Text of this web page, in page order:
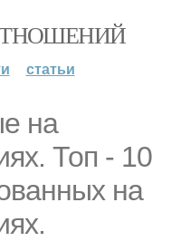
статьи
на
Топ - 10
на